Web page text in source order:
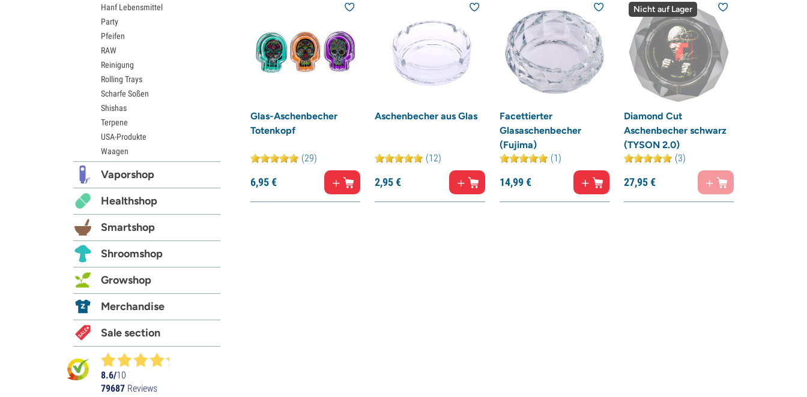
Glas-Aschenbecher
Totenkopf
(29)
6,95€
Aschenbecher aus Glas
(12)
2,95€
Facettierter
Glasaschenbecher
(Fujima)
(1)
14,99€
Nicht auf Lager
Diamond Cut
Aschenbecher schwarz
(TYSON 2.0)
(3)
27,95€
Hanf Lebensmittel
Party
Pfeifen
RAW
Reinigung
Rolling Trays
Scharfe Soßen
Shishas
Terpene
USA-Produkte
Waagen
Vaporshop
Healthshop
Smartshop
Shroomshop
Growshop
Merchandise
Sale section
8.6/10
79687 Reviews